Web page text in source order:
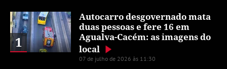
1
Autocarro desgovernado mata
duas pessoas e fere 16 em
Agualva-Cacém: as imagens do
local
07 de julho de 2026 às 11:30